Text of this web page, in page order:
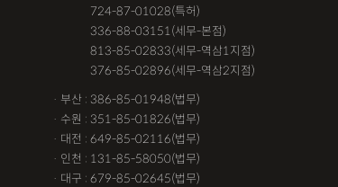
724-87-01028(특허)
336-88-03151(세무-본점)
813-85-02833(세무-역삼1지점)
376-85-02896(세무-역삼2지점)
· 부산 : 386-85-01948(법무)
· 수원 : 351-85-01826(법무)
· 대전 : 649-85-02116(법무)
· 인천 : 131-85-58050(법무)
· 대구 : 679-85-02645(법무)